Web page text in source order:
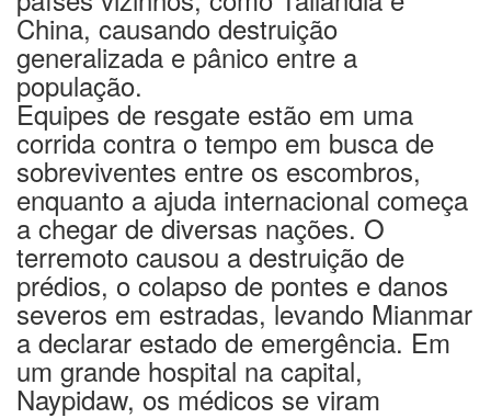
China, causando destruição
generalizada e pânico entre a
população.
Equipes de resgate estão em uma
corrida contra o tempo em busca de
sobreviventes entre os escombros,
enquanto a ajuda internacional começa
a chegar de diversas nações. O
terremoto causou a destruição de
prédios, o colapso de pontes e danos
severos em estradas, levando Mianmar
a declarar estado de emergência. Em
um grande hospital na capital,
Naypidaw, os médicos se viram